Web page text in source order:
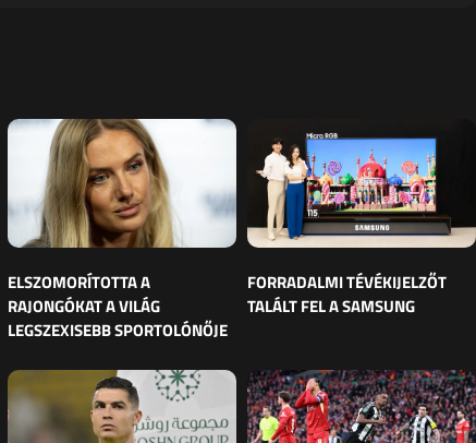
ELSZOMORÍTOTTA A
RAJONGÓKAT A VILÁG
LEGSZEXISEBB SPORTOLÓNŐJE
FORRADALMI TÉVÉKIJELZŐT
TALÁLT FEL A SAMSUNG